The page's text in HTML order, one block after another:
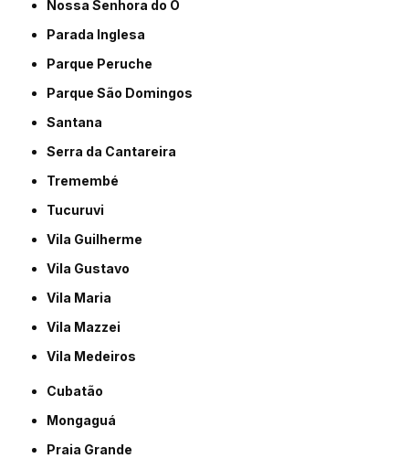
Nossa Senhora do Ó
Parada Inglesa
Parque Peruche
Parque São Domingos
Santana
Serra da Cantareira
Tremembé
Tucuruvi
Vila Guilherme
Vila Gustavo
Vila Maria
Vila Mazzei
Vila Medeiros
Cubatão
Mongaguá
Praia Grande